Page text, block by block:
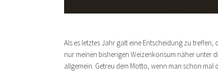
Als es letztes Jahr galt eine Entscheidung zu
nur meinen bisherigen Weizenkonsum näher unter
allgemein. Getreu dem Motto, wenn man schon mal